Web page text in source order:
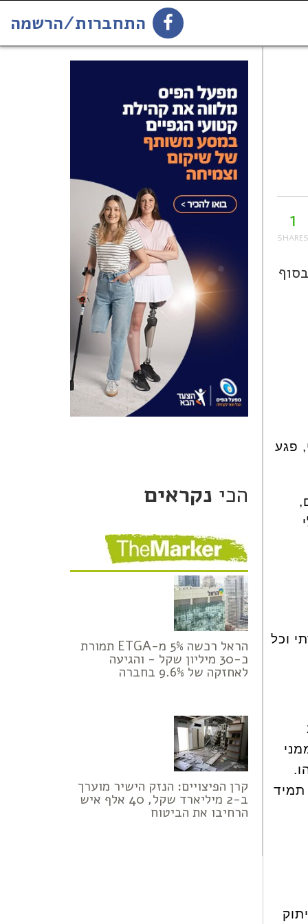
התחברות/הרשמה
הירשמו לניוזלטר 1
1
פגע
וכל
תמיד
הכי נקראים
הראל רכשה 5% מ-ETGA תמורת
כ-30 מיליון שקל - והגיעה
לאחזקה של 9.6% בחברה
קרן הפיצויים: הנזק הישיר מוערך
ב-2 מיליארד שקל, 40 אלף איש
הרחיבו את הביטוח